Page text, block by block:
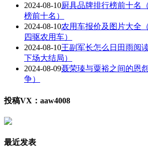
2024-08-10厨具品牌排行榜前十名
榜前十名）
2024-08-10农用车报价及图片大全
四驱农用车）
2024-08-10王副军长怎么日田雨阅
下场大结局）
2024-08-09聂荣瑧与粟裕之间的恩
争）
投稿VX：aaw4008
最近发表